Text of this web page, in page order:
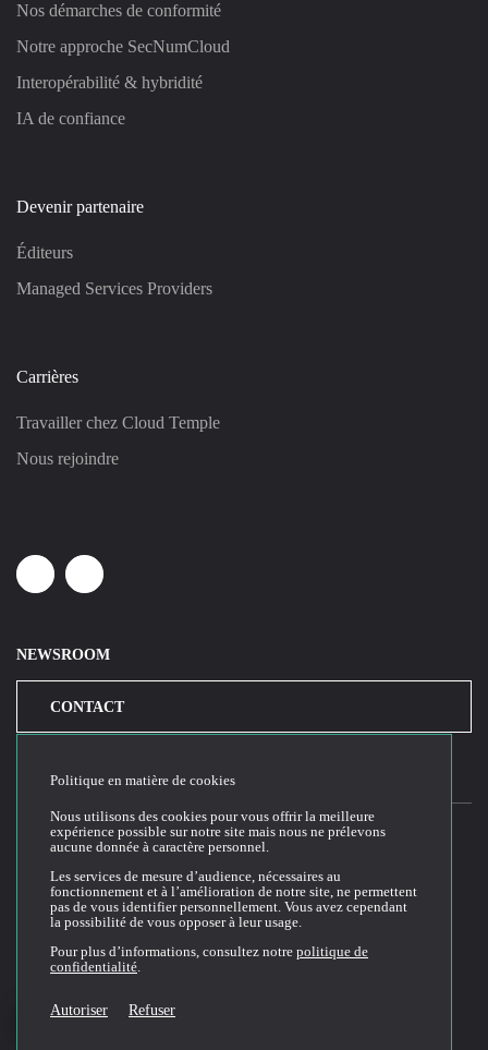
Nos démarches de conformité
Notre approche SecNumCloud
Interopérabilité & hybridité
IA de confiance
Devenir partenaire
Éditeurs
Managed Services Providers
Carrières
Travailler chez Cloud Temple
Nous rejoindre
LinkedinYoutube
NEWSROOM
CONTACT
Conditions générales d'utilisation du site web
Politique de confidentialité
Politique de cookies
Conditions Générales de Vente et Utilisation (CGVU)
Politique en matière de cookies
Nous utilisons des cookies pour vous offrir la meilleure
expérience possible sur notre site mais nous ne prélevons
aucune donnée à caractère personnel.
Les services de mesure d’audience, nécessaires au
fonctionnement et à l’amélioration de notre site, ne permettent
pas de vous identifier personnellement. Vous avez cependant
la possibilité de vous opposer à leur usage.
Pour plus d’informations, consultez notre politique de
confidentialité.
Autoriser Refuser